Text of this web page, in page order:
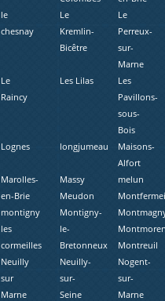
le
chesnay
Le
Kremlin-
Bicêtre
Le
Perreux-
sur-
Marne
Le
Raincy
Les Lilas
Les
Pavillons-
sous-
Bois
Lognes longjumeau
Maisons-
Alfort
Marolles-
en-Brie
Massy
melun
Meudon
montigny
les
cormeilles
Montigny-
le-
Bretonneux
Montreuil
Neuilly
sur
Marne
Neuilly-
sur-
Seine
Nogent-
sur-
Marne